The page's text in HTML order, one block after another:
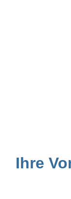
Ihre